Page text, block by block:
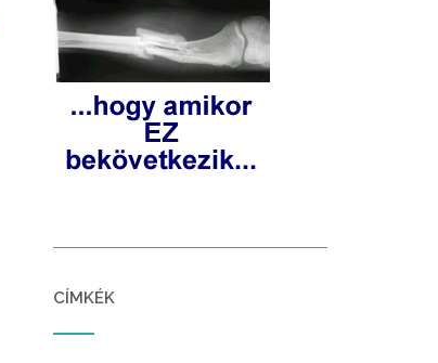
CÍMKÉK